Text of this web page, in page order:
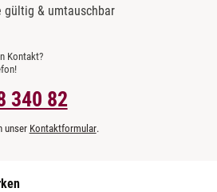
gültig & umtauschbar
Kontakt?
340 82
unser Kontaktformular.